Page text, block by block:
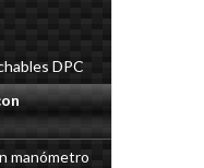
DPC
manómetro